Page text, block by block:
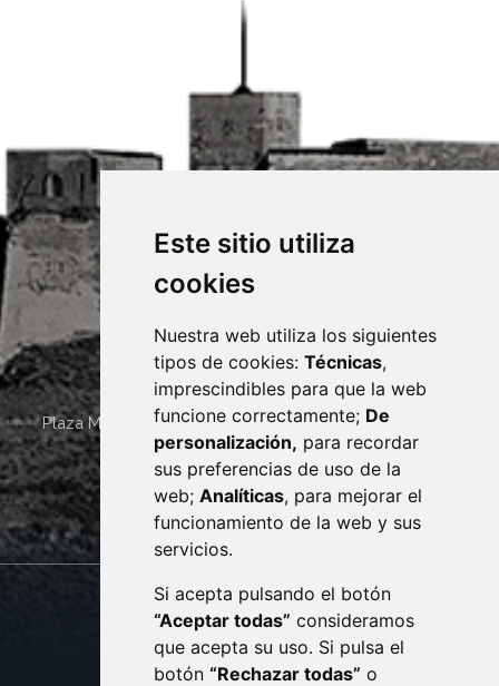
Este sitio utiliza
cookies
Nuestra web utiliza los siguientes
tipos de cookies: Técnicas,
imprescindibles para que la web
funcione correctamente; De
personalización, para recordar
sus preferencias de uso de la
web; Analíticas, para mejorar el
funcionamiento de la web y sus
servicios.
Si acepta pulsando el botón
“Aceptar todas” consideramos
que acepta su uso. Si pulsa el
botón “Rechazar todas” o
Plaza Mayor 4 22400 MONZÓN - ARAGÓN (ESPAÑA)
· (34) 974 400 700 ·
sac@monzon.es
monzon.es
CONTACTO
AVISO LEGAL
PROTECCIÓN DE DATOS
POLÍTICA DE COOKIES